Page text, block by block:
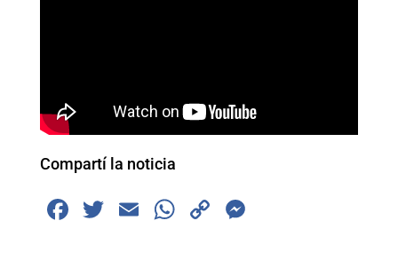
Compartí la noticia
F
T
E
W
C